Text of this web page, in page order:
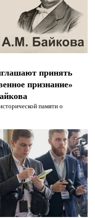
принять
признание»
памяти о
и
и